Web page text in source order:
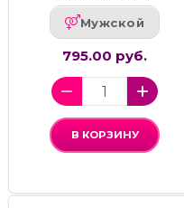
Мужской
795.00 руб.
В КОРЗИНУ